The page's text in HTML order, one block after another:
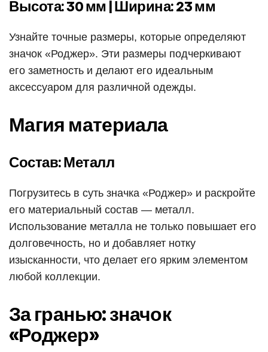
Высота: 30 мм | Ширина: 23 мм
Узнайте точные размеры, которые определяют
значок «Роджер». Эти размеры подчеркивают
его заметность и делают его идеальным
аксессуаром для различной одежды.
Магия материала
Состав: Металл
Погрузитесь в суть значка «Роджер» и раскройте
его материальный состав — металл.
Использование металла не только повышает его
долговечность, но и добавляет нотку
изысканности, что делает его ярким элементом
любой коллекции.
За гранью: значок
«Роджер»